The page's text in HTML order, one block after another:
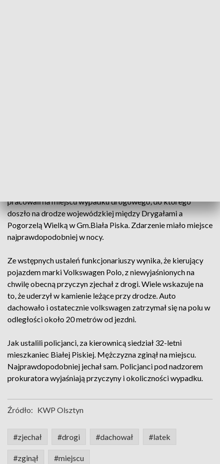
pracowali na miejscu wypadku drogowego, do którego
doszło na drodze wojewódzkiej między Drygałami a
Pogorzelą Wielką w Gm.Biała Piska. Zdarzenie miało miejsce
najprawdopodobniej w nocy.
Ze wstępnych ustaleń funkcjonariuszy wynika, że kierujący
pojazdem marki Volkswagen Polo, z niewyjaśnionych na
chwilę obecną przyczyn zjechał z drogi. Wiele wskazuje na
to, że uderzył w kamienie leżące przy drodze. Auto
dachowało i ostatecznie volkswagen zatrzymał się na polu w
odległości około 20 metrów od jezdni.
Jak ustalili policjanci, za kierownicą siedział 32-letni
mieszkaniec Białej Piskiej. Mężczyzna zginął na miejscu.
Najprawdopodobniej jechał sam. Policjanci pod nadzorem
prokuratora wyjaśniają przyczyny i okoliczności wypadku.
Źródło: KWP Olsztyn
#zjechał #drogi #dachował #latek
#zginął #miejscu